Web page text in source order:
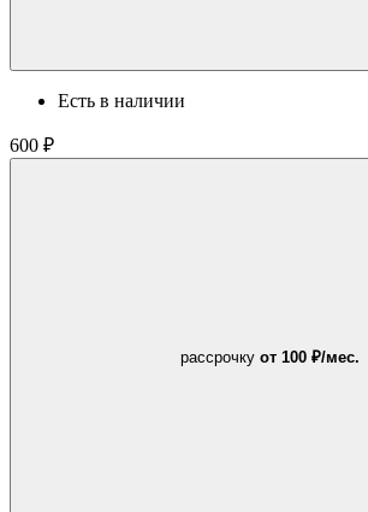
Есть в наличии
600 ₽
рассрочку от 100 ₽/мес.